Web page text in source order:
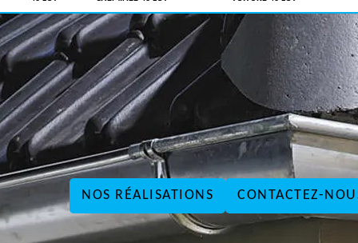
NOS RÉALISATIONS CONTACTEZ-